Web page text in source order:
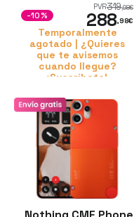
PVR319,98€
288,98€
-10%
Temporalmente
agotado | ¿Quieres
que te avisemos
cuando llegue?
¡Suscríbete!